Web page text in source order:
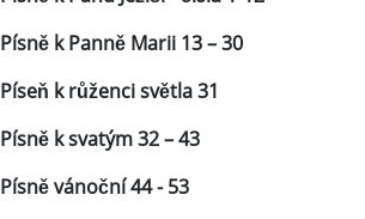
Písně k Panně Marii 13 – 30
Píseň k růženci světla 31
Písně k svatým 32 – 43
Písně vánoční 44 - 53